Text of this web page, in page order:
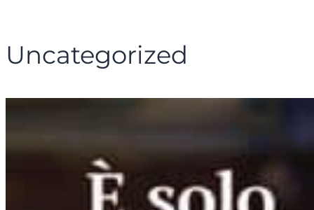
Uncategorized